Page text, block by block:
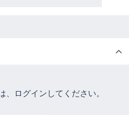
、ログインしてください。